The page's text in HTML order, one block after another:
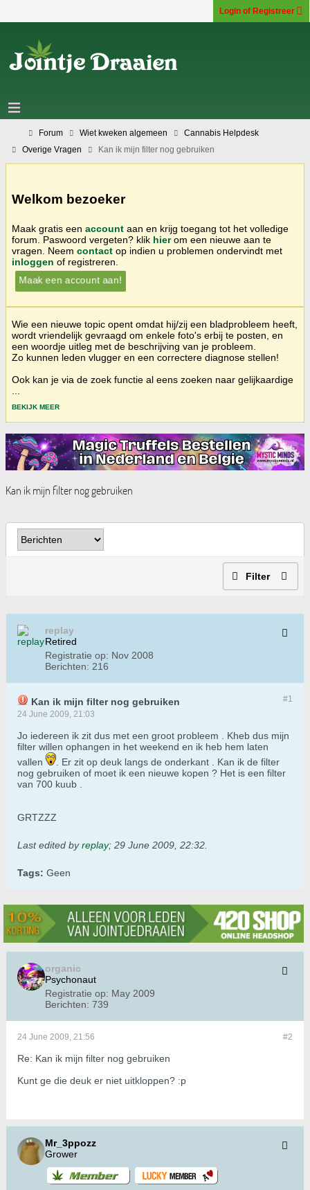
Login of Registreer
Forum Wiet kweken algemeen
Cannabis Helpdesk
Overige Vragen
Kan ik mijn filter nog gebruiken
Welkom bezoeker
Maak gratis een account aan en krijg toegang tot het volledige
forum. Paswoord vergeten? klik hierom een nieuwe aan te
vragen. Neem contact op indien u problemen ondervindt met
inloggen of registreren.
Maak een account aan!
Wie een nieuwe topic opent omdat hij/zij een bladprobleem heeft,
wordt vriendelijk gevraagd om enkele foto's erbij te posten, en
een woordje uitleg met de beschrijving van je probleem.
Zo kunnen leden vlugger en een correctere diagnose stellen!
Ook kan je via de zoek functie al eens zoeken naar gelijkaardige
BEKIJK MEER
Kan ik mijn filter nog gebruiken
Filter
replay
Retired
Registratie op: Nov 2008
Berichten: 216
#1
Kan ik mijn filter nog gebruiken
24 June 2009, 21:03
Jo iedereen ik zit dus met een groot probleem . Kheb dus mijn
filter willen ophangen in het weekend en ik heb hem laten
vallen
. Er zit op deuk langs de onderkant . Kan ik de filter
nog gebruiken of moet ik een nieuwe kopen ? Het is een filter
van 700 kuub .
GRTZZZ
Last edited byreplay; 29 June 2009, 22:32
Tags: Geen
organic
Psychonaut
Registratie op: May 2009
Berichten: 739
#2
24 June 2009, 21:56
Re: Kan ik mijn filter nog gebruiken
Kunt ge die deuk er niet uitkloppen? :p
Mr_3ppozz
Grower